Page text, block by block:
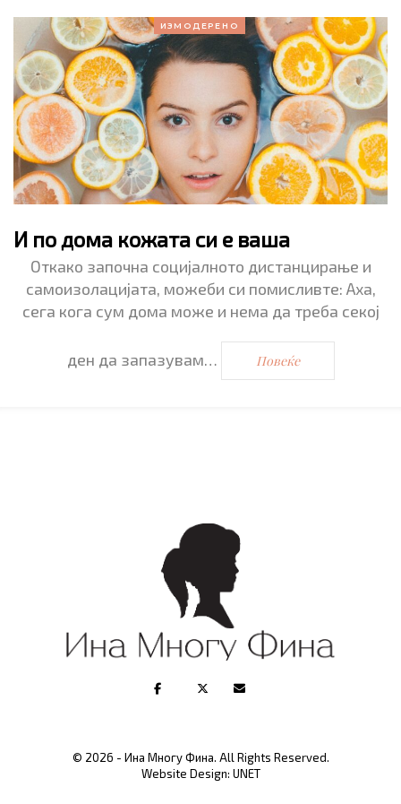
ИЗМОДЕРЕНО
И по дома кожата си е ваша
Откако започна социјалното дистанцирање и
самоизолацијата, можеби си помисливте: Аха,
сега кога сум дома може и нема да треба секој
ден да запазувам… Повеќе
© 2026 - Ина Многу Фина. All Rights Reserved.
Website Design: UNET